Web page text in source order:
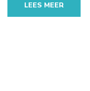
LEES MEER